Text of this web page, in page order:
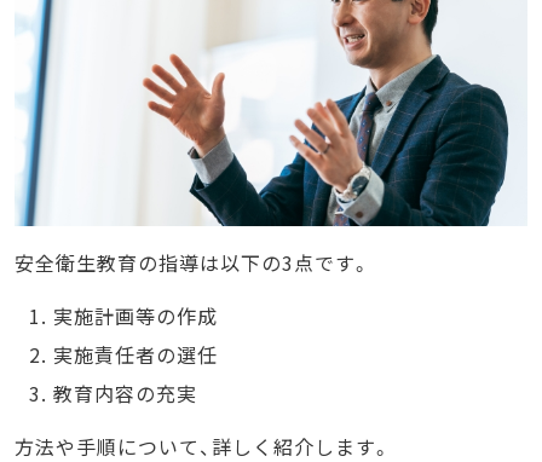
安全衛生教育の指導は以下の3点です。
実施計画等の作成
実施責任者の選任
教育内容の充実
方法や手順について、詳しく紹介します。